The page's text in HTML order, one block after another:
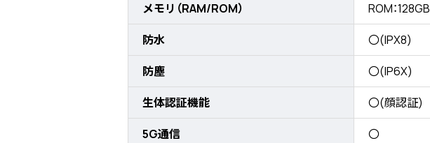
メモリ（RAM/ROM） ROM：128GB
防水 〇(IPX8)
防塵 〇(IP6X)
生体認証機能 〇(顔認証)
5G通信 〇